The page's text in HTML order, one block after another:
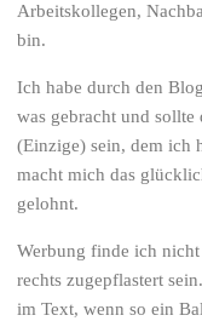
Arbeitskollegen,
bin.
Ich habe durch den
was gebracht und
(Einzige) sein, dem ich
macht mich das
gelohnt.
Werbung finde ich
rechts zugepflastert
im Text, wenn so ein